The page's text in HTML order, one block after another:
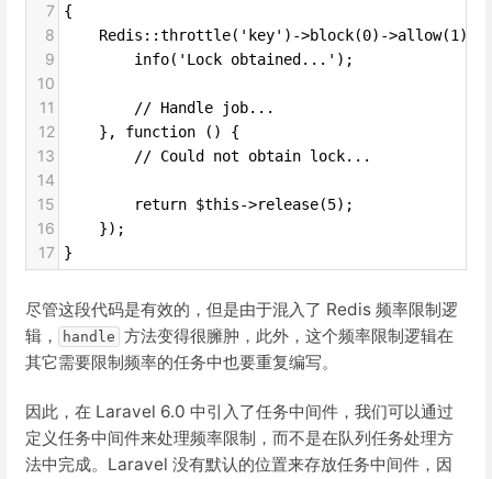
7 {
8
Redis::throttle('key')->block(0)->allow(1)-
9
        info('Lock obtained...');
10
11
        // Handle job...
12
    }, function () {
13
        // Could not obtain lock...
14
15
        return $this->release(5);
16
    });
17 }
尽管这段代码是有效的，但是由于混入了 Redis 频率限制逻
辑，
handle 方法变得很臃肿，此外，这个频率限制逻辑在
其它需要限制频率的任务中也要重复编写。
因此，在 Laravel 6.0 中引入了任务中间件，我们可以通过
定义任务中间件来处理频率限制，而不是在队列任务处理方
法中完成。Laravel 没有默认的位置来存放任务中间件，因